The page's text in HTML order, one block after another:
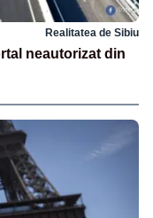
Realitatea de Sibiu
neautorizat din